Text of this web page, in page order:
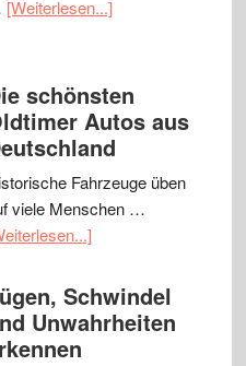
[Weiterlesen...]
schönsten
Autos aus
Fahrzeuge üben
viele Menschen …
Schwindel
Unwahrheiten